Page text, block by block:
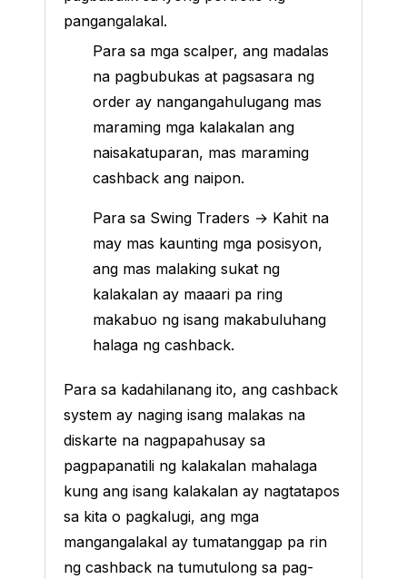
pangangalakal.
Para sa mga scalper, ang madalas
na pagbubukas at pagsasara ng
order ay nangangahulugang mas
maraming mga kalakalan ang
naisakatuparan, mas maraming
cashback ang naipon.
Para sa Swing Traders → Kahit na
may mas kaunting mga posisyon,
ang mas malaking sukat ng
kalakalan ay maaari pa ring
makabuo ng isang makabuluhang
halaga ng cashback.
Para sa kadahilanang ito, ang cashback
system ay naging isang malakas na
diskarte na nagpapahusay sa
pagpapanatili ng kalakalan mahalaga
kung ang isang kalakalan ay nagtatapos
sa kita o pagkalugi, ang mga
mangangalakal ay tumatanggap pa rin
ng cashback na tumutulong sa pag-